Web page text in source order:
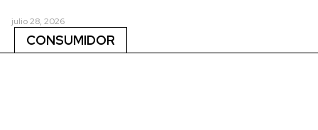
julio 28, 2026
CONSUMIDOR